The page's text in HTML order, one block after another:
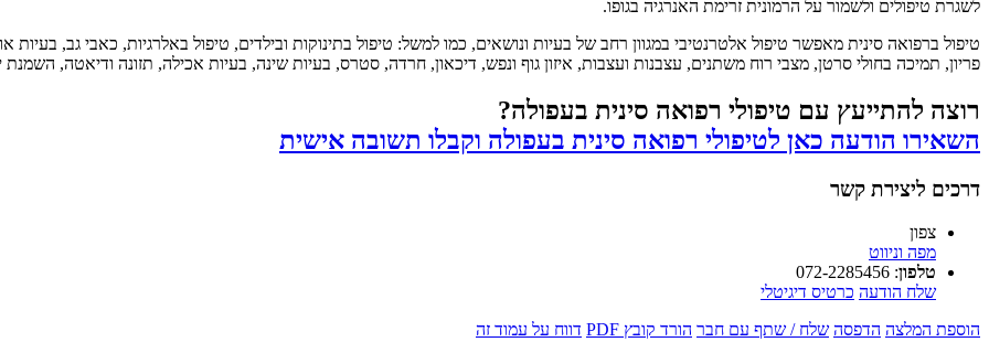
לשגרת טיפולים ולשמור על הרמונית זרימת האנרגיה בגופו.
טיפול ברפואה סינית מאפשר טיפול אלטרנטיבי במגוון רחב של בעיות ונושאים, כמו למשל: טיפול בתינוקות ובילדים, טיפול באלרגיות, כאבי גב, בעיות
פריון, תמיכה בחולי סרטן, מצבי רוח משתנים, עצבנות ועצבות, איזון גוף ונפש, דיכאון, חרדה, סטרס, בעיות שינה, בעיות אכילה, תזונה ודיאטה, השמנת
רוצה להתייעץ עם טיפולי רפואה סינית בעפולה?
השאירו הודעה כאן לטיפולי רפואה סינית בעפולה וקבלו תשובה אישית
דרכים ליצירת קשר
צפון
מפה וניווט
טלפון:
072-2285456
שלח הודעה כרטיס דיגיטלי
הוספת המלצה הדפסה שלח / שתף עם חבר הורד קובץ PDF דווח על עמוד זה